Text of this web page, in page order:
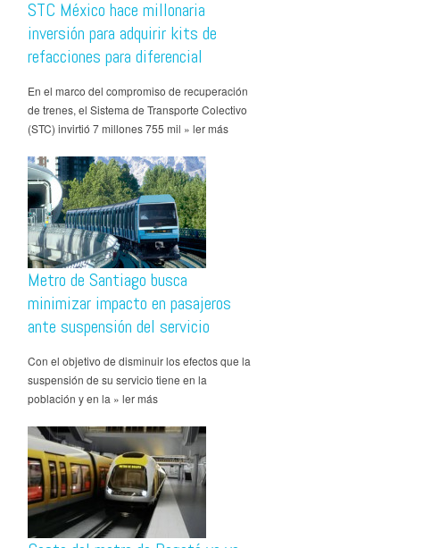
STC México hace millonaria
inversión para adquirir kits de
refacciones para diferencial
En el marco del compromiso de recuperación
de trenes, el Sistema de Transporte Colectivo
(STC) invirtió 7 millones 755 mil » ler más
Metro de Santiago busca
minimizar impacto en pasajeros
ante suspensión del servicio
Con el objetivo de disminuir los efectos que la
suspensión de su servicio tiene en la
población y en la » ler más